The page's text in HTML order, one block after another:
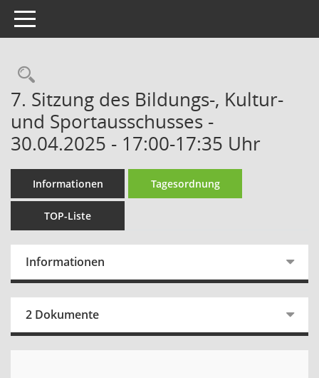
Toggle navigation
Rechercheauswahl
7. Sitzung des Bildungs-, Kultur-
und Sportausschusses -
30.04.2025 - 17:00-17:35 Uhr
Informationen Tagesordnung
TOP-Liste
Informationen
2 Dokumente